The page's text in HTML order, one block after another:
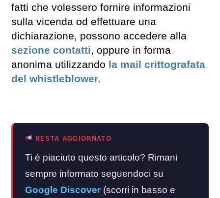
fatti che volessero fornire informazioni
sulla vicenda od effettuare una
dichiarazione, possono accedere alla
sezione contatti, oppure in forma
anonima utilizzando la mail crittografata
del whistleblower.
RESTA AGGIORNATO
Ti è piaciuto questo articolo? Rimani
sempre informato seguendoci su
Google Discover (scorri in basso e